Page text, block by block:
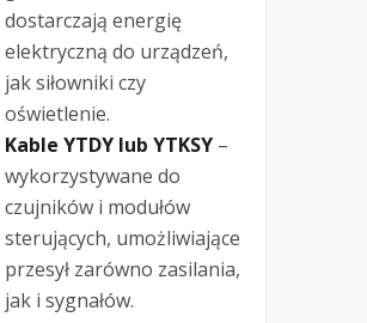
dostarczają energię
elektryczną do urządzeń,
jak siłowniki czy
oświetlenie.
Kable YTDY lub YTKSY –
wykorzystywane do
czujników i modułów
sterujących, umożliwiające
przesył zarówno zasilania,
jak i sygnałów.